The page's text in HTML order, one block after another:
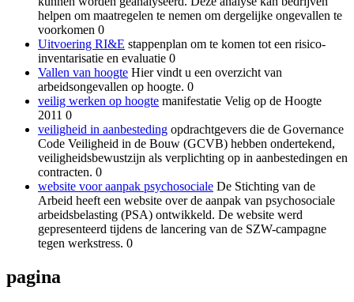
helpen om maatregelen te nemen om dergelijke ongevallen te
voorkomen 0
Uitvoering RI&E stappenplan om te komen tot een risico-
inventarisatie en evaluatie 0
Vallen van hoogte Hier vindt u een overzicht van
arbeidsongevallen op hoogte. 0
veilig werken op hoogte manifestatie Velig op de Hoogte
2011 0
veiligheid in aanbesteding opdrachtgevers die de Governance
Code Veiligheid in de Bouw (GCVB) hebben ondertekend,
veiligheidsbewustzijn als verplichting op in aanbestedingen en
contracten. 0
website voor aanpak psychosociale De Stichting van de
Arbeid heeft een website over de aanpak van psychosociale
arbeidsbelasting (PSA) ontwikkeld. De website werd
gepresenteerd tijdens de lancering van de SZW-campagne
tegen werkstress. 0
pagina